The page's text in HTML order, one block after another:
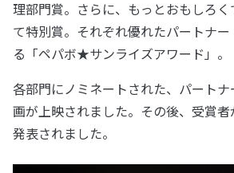
理部門賞。さらに、もっとおもしろ
て特別賞。それぞれ優れたパートナ
る「ペパボ★サンライズアワード」。
各部門にノミネートされた、パート
画が上映されました。その後、受賞
発表されました。